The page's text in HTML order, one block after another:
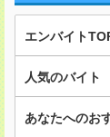
エンバイト
人気のバイト
あなたへのお